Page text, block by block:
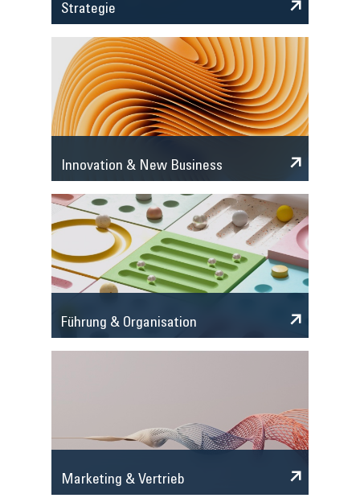
Strategie
Innovation & New Business
Führung & Organisation
Marketing & Vertrieb